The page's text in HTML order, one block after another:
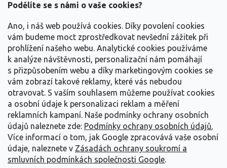
Podělíte se s námi o vaše cookies?
Ano, i náš web používá cookies. Díky povolení cookies
vám budeme moct zprostředkovat nevšední zážitek při
prohlížení našeho webu. Analytické cookies používáme
k analýze návštěvnosti, personalizační nám pomáhají
s přizpůsobením webu a díky marketingovým cookies se
vám zobrazí takové reklamy, které vás nebudou
otravovat. S vaším souhlasem můžeme používat cookies
a osobní údaje k personalizaci reklam a měření
reklamních kampaní. Naše podmínky ochrany osobních
údajů naleznete zde: Podmínky ochrany osobních údajů.
Více informací o tom, jak Google zpracovává vaše osobní
údaje, naleznete v Zásadách ochrany soukromí a
smluvních podmínkách společnosti Google.
Vše o nákupu
Informace pro Vás
Kontakujte nás